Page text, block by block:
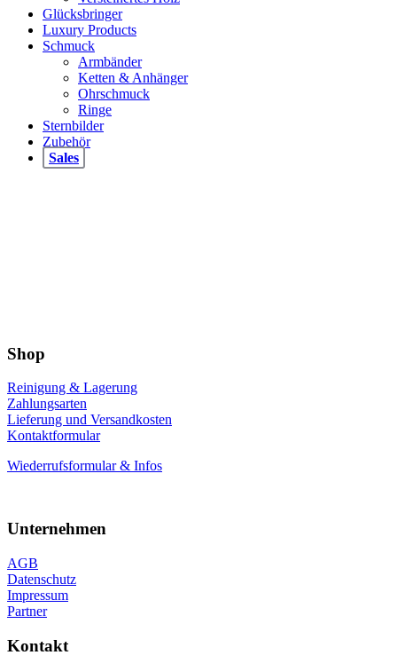
Glücksbringer
Luxury Products
Schmuck
Armbänder
Ketten & Anhänger
Ohrschmuck
Ringe
Sternbilder
Zubehör
Sales
Shop
Reinigung & Lagerung
Zahlungsarten
Lieferung und Versandkosten
Kontaktformular
Wiederrufsformular & Infos
Unternehmen
AGB
Datenschutz
Impressum
Partner
Kontakt